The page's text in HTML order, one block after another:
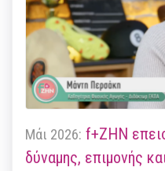
Μάι 2026: f+ΖΗΝ
δύναμης, επιμονής